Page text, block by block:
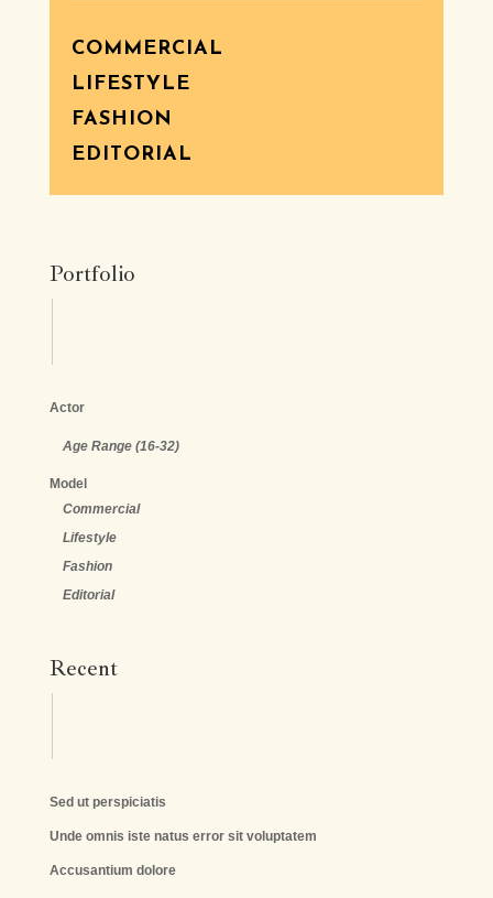
COMMERCIAL
LIFESTYLE
FASHION
EDITORIAL
Portfolio
Actor
Age Range (16-32)
Model
Commercial
Lifestyle
Fashion
Editorial
Recent
Sed ut perspiciatis
Unde omnis iste natus error sit voluptatem
Accusantium dolore